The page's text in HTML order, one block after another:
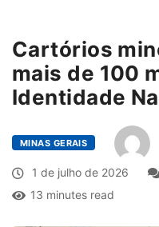
Cartórios
mais de 100
Identidade
MINAS GERAIS
1 de julho de 2026
13 minutes read